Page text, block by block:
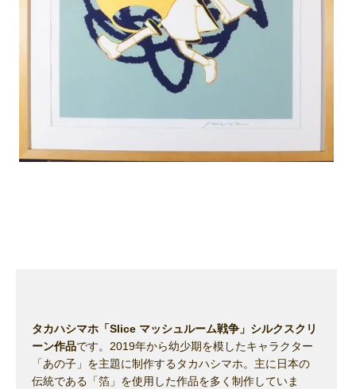
タカハシマホ「Slice マッシュルーム戦争」シルクスクリ
ーン作品です。2019年から幼少期を模したキャラクター
「あの子」を主題に制作するタカハシマホ。主に日本の
伝統である「箔」を使用した作品を多く制作していま